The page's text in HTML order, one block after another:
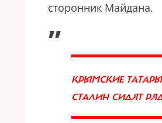
сторонник Майдана.
„
КРЫМСКИЕ
СТАЛИН СИДЯТ